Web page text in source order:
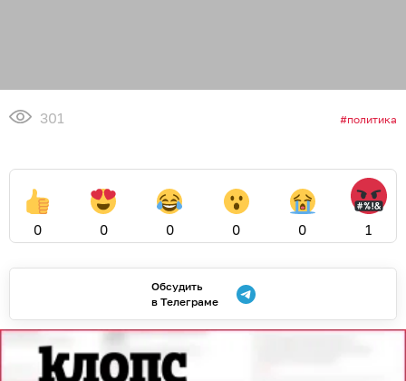
301 политика
0 0 0 0 0 1
Обсудить
в Телеграме